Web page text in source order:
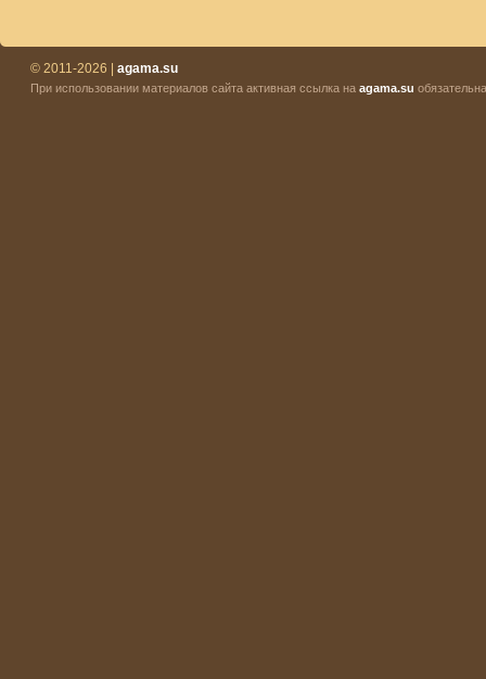
© 2011-2026 | agama.su
При использовании материалов сайта активная ссылка на agama.su